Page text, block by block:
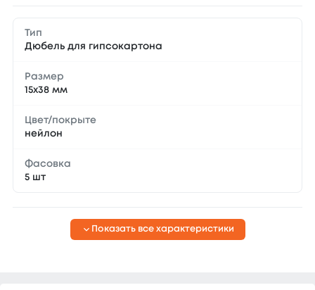
Тип
Дюбель для гипсокартона
Размер
15x38 мм
Цвет/покрыте
нейлон
Фасовка
5 шт
Показать все характеристики